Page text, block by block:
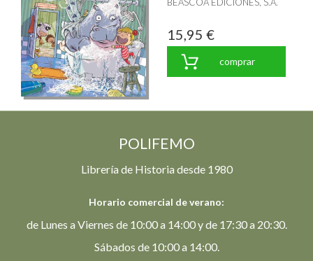
15,95 €
comprar
POLIFEMO
Librería de Historia desde 1980
Horario comercial de verano:
de Lunes a Viernes de 10:00 a 14:00 y de 17:30 a 20:30.
Sábados de 10:00 a 14:00.